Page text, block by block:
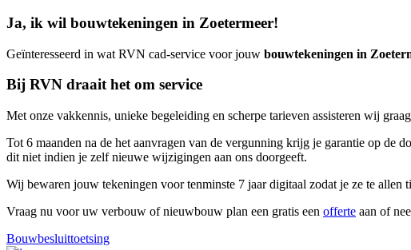
Ja, ik wil bouwtekeningen in Zoetermeer!
Geïnteresseerd in wat RVN cad-service voor jouw bouwtekeningen in
Bij RVN draait het om service
Met onze vakkennis, unieke begeleiding en scherpe tarieven assisteren wij
Tot 6 maanden na de het aanvragen van de vergunning krijg je garantie op de
dit niet indien je zelf nieuwe wijzigingen aan ons doorgeeft.
Wij bewaren jouw tekeningen voor tenminste 7 jaar digitaal zodat je ze te
Vraag nu voor uw verbouw of nieuwbouw plan een gratis een offerte aan of
Bouwbesluittoetsing